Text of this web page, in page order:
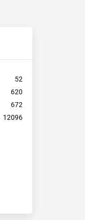
52
620
672
12096